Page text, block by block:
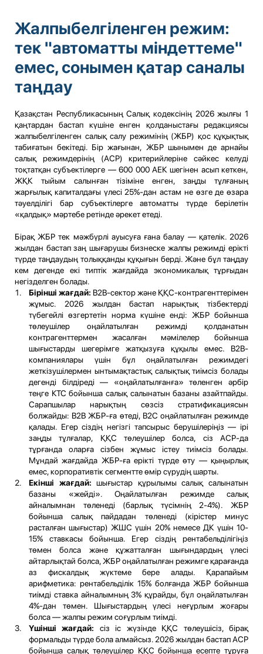
Жалпыбелгіленген режим:
тек "автоматты міндеттеме"
емес, сонымен қатар саналы
таңдау
Қазақстан Республикасының Салық кодексінің 2026 жылғы 1
қаңтардан бастап күшіне енген қолданыстағы редакциясы
жалпыбелгіленген салық салу режимінің (ЖБР) қос құқықтық
табиғатын бекітеді. Бір жағынан, ЖБР шынымен де арнайы
салық режимдерінің (АСР) критерийлеріне сәйкес келуді
тоқтатқан субъектілерге — 600 000 АЕК шегінен асып кеткен,
ЖҚК тыйым салынған тізіміне енген, заңды тұлғаның
жарғылық капиталдағы үлесі 25%-дан астам не өзге де өзара
тәуелділігі бар субъектілерге автоматты түрде берілетін
«қалдық» мәртебе ретінде әрекет етеді.
Бірақ ЖБР тек мәжбүрлі ауысуға ғана балау — қателік. 2026
жылдан бастап заң шығарушы бизнеске жалпы режимді ерікті
түрде таңдаудың толыққанды құқығын берді. Және бұл таңдау
кем дегенде екі типтік жағдайда экономикалық тұрғыдан
негізделген болады.
Бірінші жағдай: B2B-сектор және ҚҚС-контрагенттерімен
жұмыс. 2026 жылдан бастап нарықтық тізбектерді
түбегейлі өзгертетін норма күшіне енді: ЖБР бойынша
төлеушілер оңайлатылған режимді қолданатын
контрагенттермен жасалған мәмілелер бойынша
шығыстарды шегерімге жатқызуға құқылы емес. B2B-
компаниялары үшін бұл оңайлатылған режимдегі
жеткізушілермен ынтымақтастық салықтық тиімсіз болады
дегенді білдіреді — «оңайлатылғанға» төленген әрбір
теңге КТС бойынша салық салынатын базаны азайтпайды.
Сарапшылар нарықтың сөзсіз стратификациясын
болжайды: B2B ЖБР-ға өтеді, B2C оңайлатылған режимде
қалады. Егер сіздің негізгі тапсырыс берушілеріңіз — ірі
заңды тұлғалар, ҚҚС төлеушілер болса, сіз АСР-да
тұрғанда оларға сізбен жұмыс істеу тиімсіз болады.
Мұндай жағдайда ЖБР-ға ерікті түрде өту — қыңырлық
емес, корпоративтік сегментте өмір сүрудің шарты.
Екінші жағдай:шығыстар құрылымы салық салынатын
базаны «жейді». Оңайлатылған режимде салық
айналымнан төленеді (барлық түсімнің 2-4%). ЖБР
бойынша салық пайдадан төленеді (кірістер минус
расталған шығыстар) ЖШС үшін 20% немесе ДК үшін 10-
15% ставкасы бойынша. Егер сіздің рентабельділігіңіз
төмен болса және құжатталған шығындардың үлесі
айтарлықтай болса, ЖБР оңайлатылған режимге қарағанда
аз фискалдық жүктеме бере алады. Қарапайым
арифметика: рентабельділік 15% болғанда ЖБР бойынша
тиімді ставка айналымның 3% құрайды, бұл оңайлатылған
4%-дан төмен. Шығыстардың үлесі неғұрлым жоғары
болса — жалпы режим соғұрлым тиімді.
Үшінші жағдай: сіз іс жүзінде ҚҚС төлеушісіз, бірақ
формальды түрде бола алмайсыз. 2026 жылдан бастап АСР
бойынша салық төлеушілер ҚҚС бойынша есепте тұруға